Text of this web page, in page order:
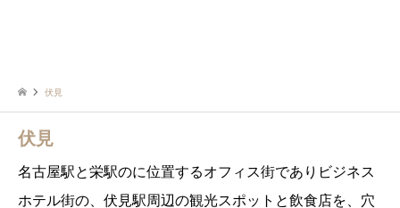
伏見
伏見
名古屋駅と栄駅のに位置するオフィス街でありビジネス
ホテル街の、伏見駅周辺の観光スポットと飲食店を、穴